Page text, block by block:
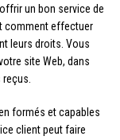
un bon service de
comment effectuer
leurs droits. Vous
site Web, dans
formés et capables
client peut faire